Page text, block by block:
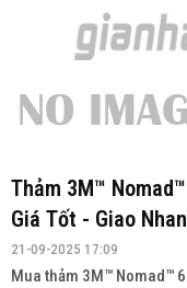
Thảm 3M™
Giá Tốt - Giao
21-09-2025 17:09
Mua thảm 3M™ Nomad™